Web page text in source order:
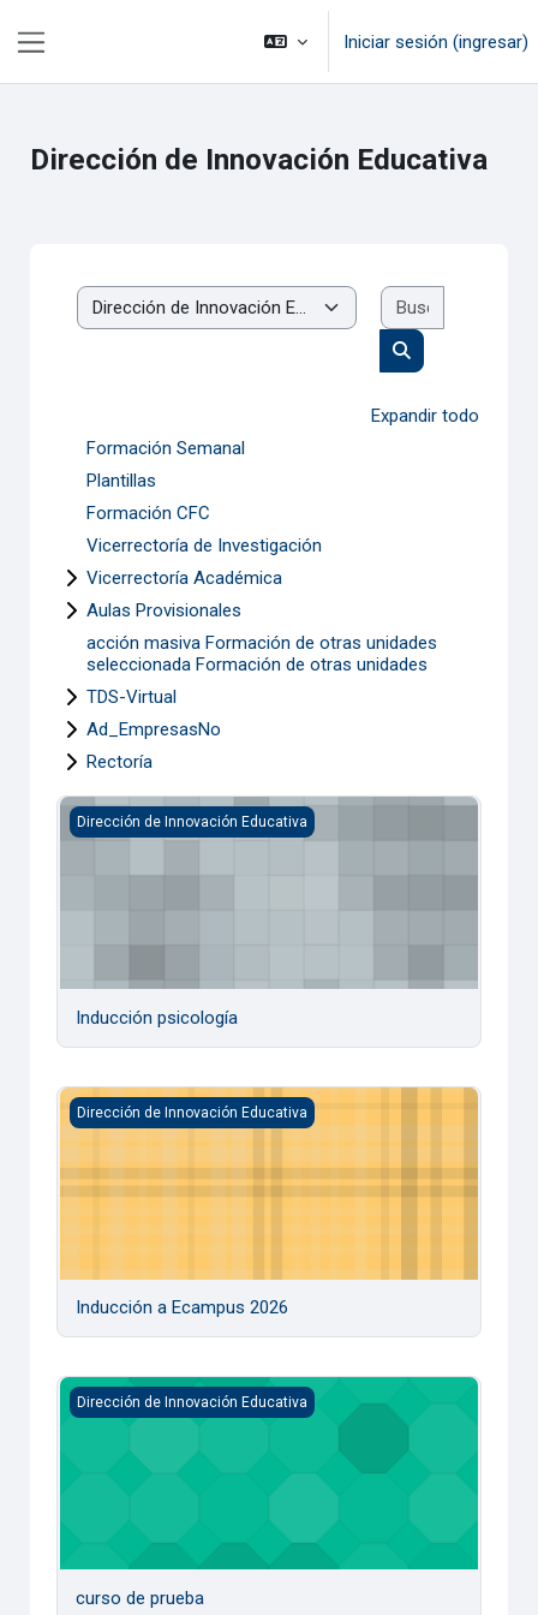
Iniciar sesión (ingresar)
Dirección de Innovación Educativa
Categorías
Buscar cursos
Expandir todo
Formación Semanal
Plantillas
Formación CFC
Vicerrectoría de Investigación
Vicerrectoría Académica
Aulas Provisionales
acción masiva Formación de otras unidades
seleccionada Formación de otras unidades
TDS-Virtual
Ad_EmpresasNo
Rectoría
Inducción psicología
Dirección de Innovación Educativa
Inducción psicología
Inducción a Ecampus 2026
Dirección de Innovación Educativa
Inducción a Ecampus 2026
curso de prueba
Dirección de Innovación Educativa
curso de prueba